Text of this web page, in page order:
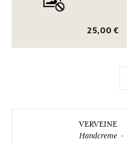
25,00 €
VERVEINE
Handcreme